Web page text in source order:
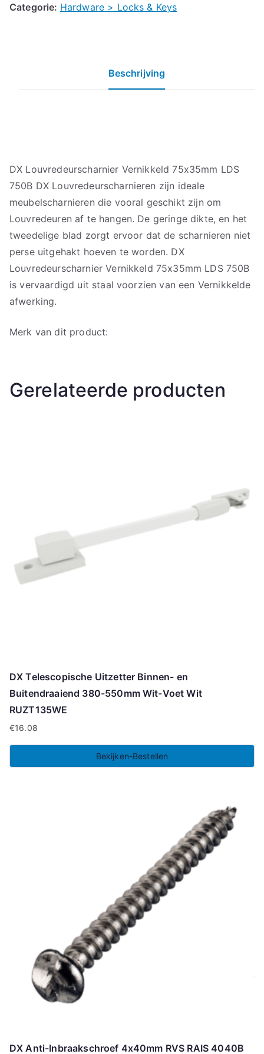
Categorie: Hardware > Locks & Keys
Beschrijving
DX Louvredeurscharnier Vernikkeld 75x35mm LDS
750B DX Louvredeurscharnieren zijn ideale
meubelscharnieren die vooral geschikt zijn om
Louvredeuren af te hangen. De geringe dikte, en het
tweedelige blad zorgt ervoor dat de scharnieren niet
perse uitgehakt hoeven te worden. DX
Louvredeurscharnier Vernikkeld 75x35mm LDS 750B
is vervaardigd uit staal voorzien van een Vernikkelde
afwerking.
Merk van dit product:
Gerelateerde producten
DX Telescopische Uitzetter Binnen- en
Buitendraaiend 380-550mm Wit-Voet Wit
RUZT135WE
€16.08
Bekijken-Bestellen
DX Anti-Inbraakschroef 4x40mm RVS RAIS 4040B